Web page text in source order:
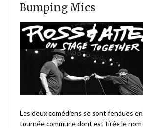
Bumping Mics
Les deux comédiens se sont fendues en
tournée commune dont est tirée le nom